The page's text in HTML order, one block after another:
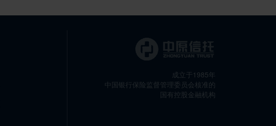
成立于1985年
中国银行保险监督管理委员会核准的
国有控股金融机构